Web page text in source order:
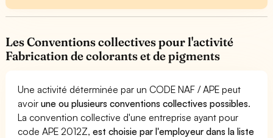
Les Conventions collectives pour l'activité
Fabrication de colorants et de pigments
Une activité déterminée par un CODE NAF / APE peut
avoirune ou plusieurs conventions collectives possibles.
La convention collective d'une entreprise ayant pour
code APE 2012Z,est choisie par l'employeur dans la liste